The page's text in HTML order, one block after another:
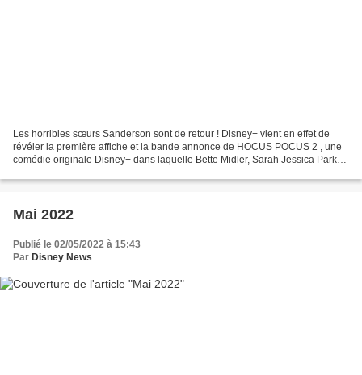
Les horribles sœurs Sanderson sont de retour ! Disney+ vient en effet de
révéler la première affiche et la bande annonce de HOCUS POCUS 2 , une
comédie originale Disney+ dans laquelle Bette Midler, Sarah Jessica Parker
Mai 2022
Publié le 02/05/2022 à 15:43
Par Disney News